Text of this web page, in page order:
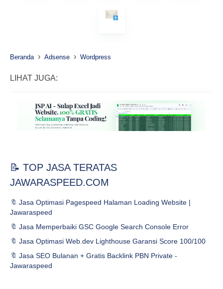
Beranda › Adsense › Wordpress
LIHAT JUGA:
📝 TOP JASA TERATAS
JAWARASPEED.COM
🔖 Jasa Optimasi Pagespeed Halaman Loading Website |
Jawaraspeed
🔖 Jasa Memperbaiki GSC Google Search Console Error
🔖 Jasa Optimasi Web.dev Lighthouse Garansi Score 100/100
🔖 Jasa SEO Bulanan + Gratis Backlink PBN Private -
Jawaraspeed